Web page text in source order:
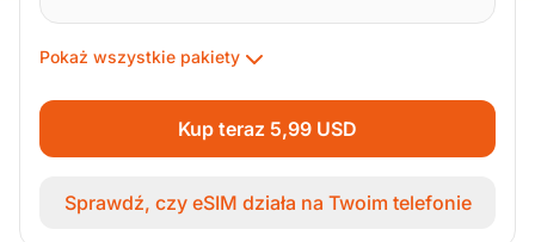
Pokaż wszystkie pakiety
Kup teraz 5,99 USD
Sprawdź, czy eSIM działa na Twoim telefonie